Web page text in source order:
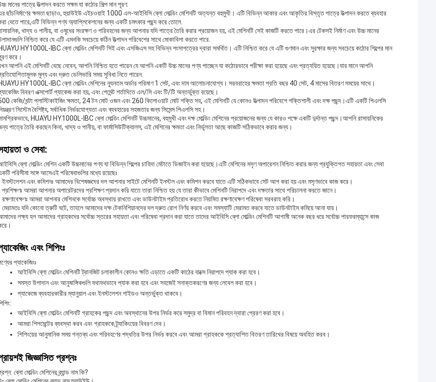
মানের পাত্রে উত্পাদন করতে সক্ষম যা কঠোর শিল্প মান পূরণ.
ছাঁচনির্মাণের ক্ষমতা ছাড়াও, হুয়াউইউ এইচওয়াই 1000 এল-আইবিসি ব্লো মোল্ডিং মেশিনটি অত্যন্ত বহুমুখী। এটি বিভিন্ন আকার এবং আকৃতির বিস্তৃত পাত্রে উত্পাদন করতে ব্যবহার
যেতে পারে,এটি বিভিন্ন পণ্য অ্যাপ্লিকেশনের জন্য একটি চমৎকার পছন্দ করে তোলে.
খাদ্য ও পানীয়, বা ওষুধের সংরক্ষণ ও পরিবহনের জন্য আপনার যদি পাত্রে তৈরি করার প্রয়োজন হয়, এই মেশিনটি সেই কাজটি করতে পারে।এর টেকসই নির্মাণ এবং উচ্চ মানের
নিশ্চিত করে যে এটি এমনকি সবচেয়ে কঠিন উত্পাদন পরিবেশের সাথে মোকাবিলা করতে পারে.
HY1000L-IBC ব্লো মোল্ডিং মেশিনটি সিই এবং এসজিএস সহ বিভিন্ন শংসাপত্রের দ্বারা সমর্থিত। এটি নিশ্চিত করে যে এটি গুণমান এবং সুরক্ষার জন্য সবচেয়ে কঠোর শিল্পের মান
করে।
আপনি এই মেশিনটি বেছে নেবেন, আপনি নিশ্চিত হতে পারেন যে আপনি একটি উচ্চ মানের পণ্য পাচ্ছেন যা কঠোরভাবে পরীক্ষা করা হয়েছে এবং প্রত্যয়িত হয়েছে।যার মানে আপনি
মূল্য এবং দ্রুত ডেলিভারি সময় সুবিধা নিতে পারেন.
HY1000L-IBC ব্লো মোল্ডিং মেশিনের ন্যূনতম অর্ডার পরিমাণ 1 সেট, এবং দাম আলোচনাযোগ্য। সরবরাহের ক্ষমতা প্রতি বছর 40 সেট, 4 মাসের বিতরণ সময়ের সাথে।
বিবরণ এক্সপোর্ট প্যাকেজ করা হয়, এবং পেমেন্ট শর্তাদিতে এল/সি এবং টি/টি অন্তর্ভুক্ত রয়েছে।
কেজি/ঘন্টা প্লাস্টিকাইজিং ক্ষমতা, 24 টন মোট ওজন এবং 260 কিলোওয়াট মোট শক্তি সহ, এই মেশিনটি যে কোনও উত্পাদন পরিবেশে শক্তিশালী এবং দক্ষ পছন্দ।এটি একটি পিএলসি
সিস্টেম বৈশিষ্ট্য, সর্বাধিক নির্ভরযোগ্যতা এবং ব্যবহারের সহজতার জন্য সিমেন্স পিএলসি সহ।
HUAYU HY1000L-IBC ব্লো মোল্ডিং মেশিনটি উচ্চমানের, বহুমুখী এবং দক্ষ মোল্ডিং মেশিনের প্রয়োজনের জন্য যে কারও পক্ষে একটি দুর্দান্ত পছন্দ।আপনি রাসায়নিকের
পাত্রে তৈরি করছেন কিনা, খাদ্য ও পানীয়, বা ফার্মাসিউটিক্যালস, এই মেশিনের ক্ষমতা এবং নির্ভুলতা আছে কাজটি সঠিকভাবে করার জন্য।
ও সেবা:
ব্লো মোল্ডিং মেশিন একটি উচ্চমানের পণ্য যা বিভিন্ন শিল্পের চাহিদা মেটাতে ডিজাইন করা হয়েছে।এটি মেশিনের মসৃণ অপারেশন নিশ্চিত করার জন্য প্রযুক্তিগত সহায়তা এবং সেবা
পরিসীমা সঙ্গে আসেএই পরিষেবাগুলির মধ্যে রয়েছেঃ
ইনস্টলেশন এবং কমিশনঃ আমাদের বিশেষজ্ঞদের দল আপনার সাইটে মেশিনটি ইনস্টল এবং কমিশন করবে যাতে এটি সঠিকভাবে সেট আপ করা হয় এবং মসৃণভাবে কাজ করে।
প্রশিক্ষণঃ আমরা আপনার অপারেটরদের প্রশিক্ষণ প্রদান করি যাতে তারা নিশ্চিত হয় যে তারা কীভাবে মেশিনটি নিরাপদে এবং দক্ষতার সাথে পরিচালনা করতে জানে।
রক্ষণাবেক্ষণঃ আমরা আপনার মেশিনকে সর্বোচ্চ অবস্থায় রাখতে এবং ডাউনটাইম প্রতিরোধ করতে নিয়মিত রক্ষণাবেক্ষণ পরিষেবা সরবরাহ করি।
মেরামতঃ যদি কোনো ত্রুটি ঘটে, তাহলে আমাদের দক্ষ টেকনিশিয়ানদের দল দ্রুত রোগ নির্ণয় করবে এবং সমস্যাটি মেরামত করবে যাতে ডাউনটাইম কমিয়ে আনা যায়।
লক্ষ্য হল আমাদের গ্রাহকদের সর্বোচ্চ স্তরের সহায়তা এবং পরিষেবা প্রদান করা যাতে তাদের আইবিসি ব্লো মোল্ডিং মেশিনটি আগামী অনেক বছর ধরে সর্বোচ্চ পারফরম্যান্সে কাজ
এবং শিপিংঃ
প্যাকেজিংঃ
আইবিসি ব্লো মোল্ডিং মেশিনটি ট্রানজিট চলাকালীন কোনও ক্ষতি এড়াতে একটি কাঠের বাক্সে নিরাপদে প্যাক করা হবে।
সমস্ত উপাদান এবং আনুষাঙ্গিকগুলি যথাযথভাবে প্যাক করা হবে এবং সহজেই সনাক্তকরণের জন্য লেবেল করা হবে।
প্যাকেজে ব্যবহারকারীর ম্যানুয়াল এবং ইনস্টলেশন গাইডও অন্তর্ভুক্ত থাকবে।
আইবিসি ব্লো মোল্ডিং মেশিনটি গ্রাহকের পছন্দ এবং অবস্থানের উপর নির্ভর করে সমুদ্র বা বিমান পরিবহন দ্বারা প্রেরণ করা হবে।
আমরা শিপমেন্টের ব্যবস্থা করব এবং গ্রাহককে ট্র্যাকিংয়ের বিবরণ দেব।
শিপিংয়ের আনুমানিক সময় গন্তব্য এবং পরিবহণের পদ্ধতির উপর নির্ভর করবে এবং আমরা গ্রাহককে প্রত্যাশিত বিতরণ তারিখের বিষয়ে অবহিত করব।
জিজ্ঞাসিত প্রশ্নঃ
ব্লো মোল্ডিং মেশিনের ব্র্যান্ড নাম কি?